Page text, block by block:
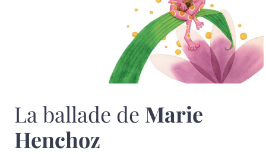
La ballade de Marie
Henchoz